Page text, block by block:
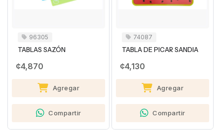
96305
TABLAS SAZÓN
¢4,870
Agregar
Compartir
74087
TABLA DE PICAR SANDIA
¢4,130
Agregar
Compartir